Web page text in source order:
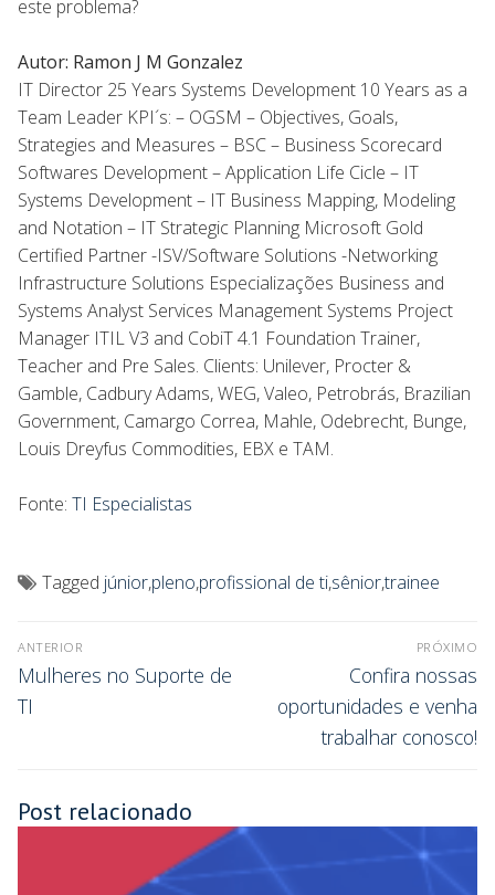
este problema?
Autor: Ramon J M Gonzalez
IT Director 25 Years Systems Development 10 Years as a
Team Leader KPI´s: – OGSM – Objectives, Goals,
Strategies and Measures – BSC – Business Scorecard
Softwares Development – Application Life Cicle – IT
Systems Development – IT Business Mapping, Modeling
and Notation – IT Strategic Planning Microsoft Gold
Certified Partner -ISV/Software Solutions -Networking
Infrastructure Solutions Especializações Business and
Systems Analyst Services Management Systems Project
Manager ITIL V3 and CobiT 4.1 Foundation Trainer,
Teacher and Pre Sales. Clients: Unilever, Procter &
Gamble, Cadbury Adams, WEG, Valeo, Petrobrás, Brazilian
Government, Camargo Correa, Mahle, Odebrecht, Bunge,
Louis Dreyfus Commodities, EBX e TAM.
Fonte: TI Especialistas
Tagged júnior,pleno,profissional de ti,sênior,trainee
ANTERIOR
Mulheres no Suporte de
TI
PRÓXIMO
Confira nossas
oportunidades e venha
trabalhar conosco!
Post relacionado